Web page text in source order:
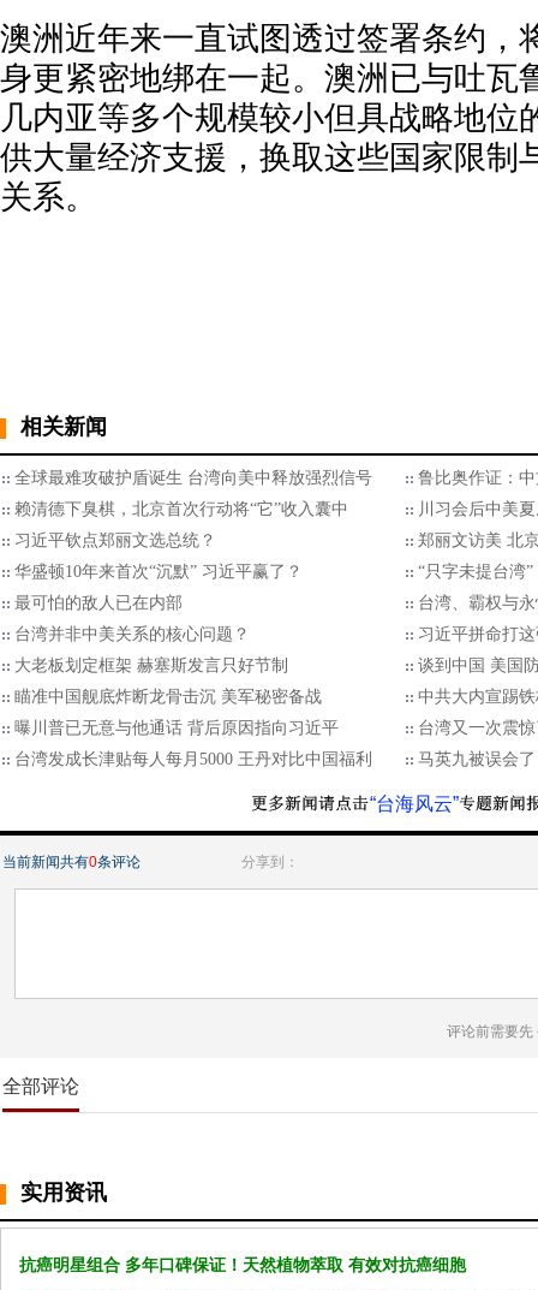
澳洲近年来一直试图透过签署条约，
身更紧密地绑在一起。澳洲已与吐瓦
几内亚等多个规模较小但具战略地位
供大量经济支援，换取这些国家限制
关系。
相关新闻
全球最难攻破护盾诞生 台湾向美中释放强烈信号
鲁比奥作证：
赖清德下臭棋，北京首次行动将“它”收入囊中
川习会后中美
习近平钦点郑丽文选总统？
郑丽文访美 北
华盛顿10年来首次“沉默” 习近平赢了？
“只字未提台湾
最可怕的敌人已在内部
台湾、霸权与
台湾并非中美关系的核心问题？
习近平拼命打
大老板划定框架 赫塞斯发言只好节制
谈到中国 美国
瞄准中国舰底炸断龙骨击沉 美军秘密备战
中共大内宣踢
曝川普已无意与他通话 背后原因指向习近平
台湾又一次震
台湾发成长津贴每人每月5000 王丹对比中国福利
马英九被误会
“台海风云”
当前新闻共有0条评论 分享到：
评论前需要先
全部评论
实用资讯
抗癌明星组合 多年口碑保证！天然植物萃取 有效对抗癌细胞